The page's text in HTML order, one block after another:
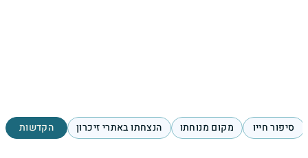
סיפור חייו מקום מנוחתו הנצחתו באתרי זיכרון הקדשות